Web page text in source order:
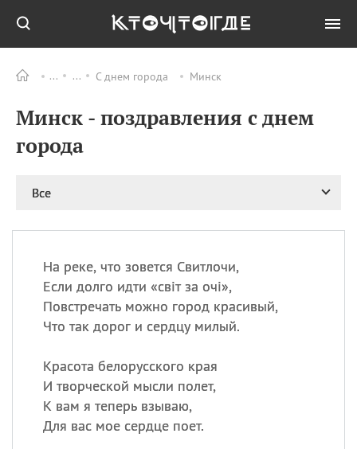
С днем города Минск
Минск - поздравления с днем
города
Все
На реке, что зовется Свитлочи,
Если долго идти «світ за очі»,
Повстречать можно город красивый,
Что так дорог и сердцу милый.
Красота белорусского края
И творческой мысли полет,
К вам я теперь взываю,
Для вас мое сердце поет.
ПРАЗДНИКИ
09.08 День памяти жертв
день
рисового пудинга
09.08 День Дымняшки
(Smokey Bear Day)
Сегодня празднуют именины
Сергей